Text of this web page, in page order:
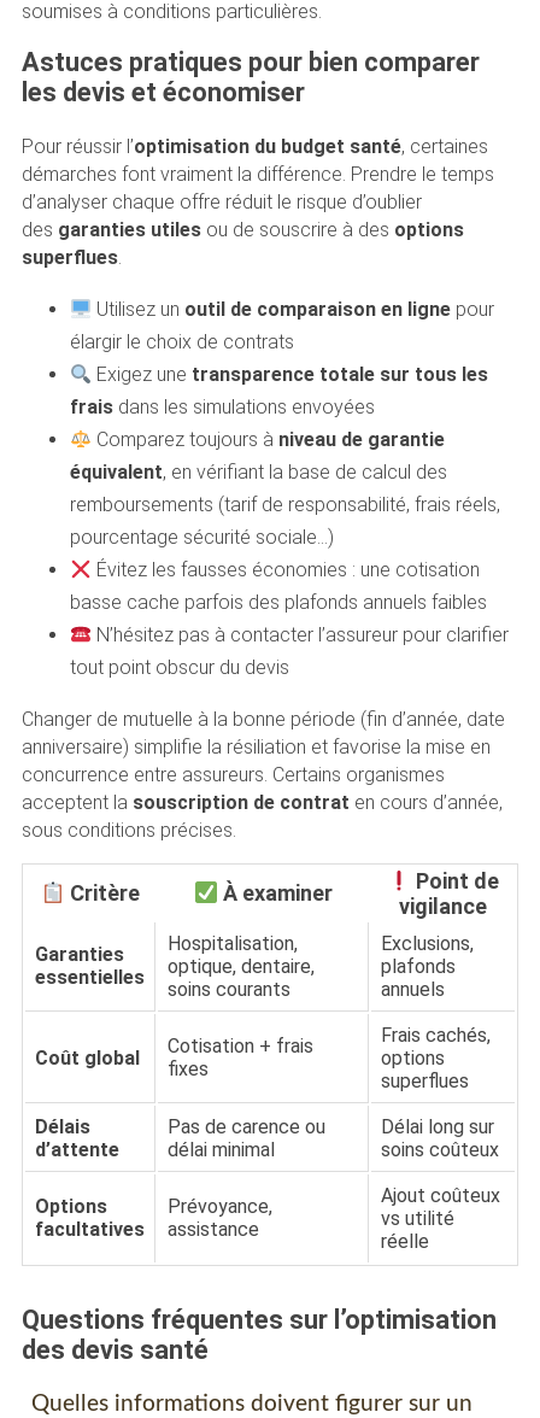
soumises à conditions particulières.
Astuces pratiques pour bien comparer
les devis et économiser
Pour réussir l’optimisation du budget santé, certaines
démarches font vraiment la différence. Prendre le temps
d’analyser chaque offre réduit le risque d’oublier
des garanties utilesou de souscrire à des options
superflues.
Utilisez un outil de comparaison en lignepour
élargir le choix de contrats
Exigez une transparence totale sur tous les
fraisdans les simulations envoyées
Comparez toujours à niveau de garantie
équivalent, en vérifiant la base de calcul des
remboursements (tarif de responsabilité, frais réels,
pourcentage sécurité sociale…)
Évitez les fausses économies : une cotisation
basse cache parfois des plafonds annuels faibles
N’hésitez pas à contacter l’assureur pour clarifier
tout point obscur du devis
Changer de mutuelle à la bonne période (fin d’année, date
anniversaire) simplifie la résiliation et favorise la mise en
concurrence entre assureurs. Certains organismes
acceptent la souscription de contrat en cours d’année,
sous conditions précises.
Critère À examiner
Point de
vigilance
Garanties
essentielles
Hospitalisation,
optique, dentaire,
soins courants
Exclusions,
plafonds
annuels
Coût global
Cotisation + frais
fixes
Frais cachés,
options
superflues
Délais
d’attente
Pas de carence ou
délai minimal
Délai long sur
soins coûteux
Options
facultatives
Prévoyance,
assistance
Ajout coûteux
vs utilité
réelle
Questions fréquentes sur l’optimisation
des devis santé
Quelles informations doivent figurer sur un